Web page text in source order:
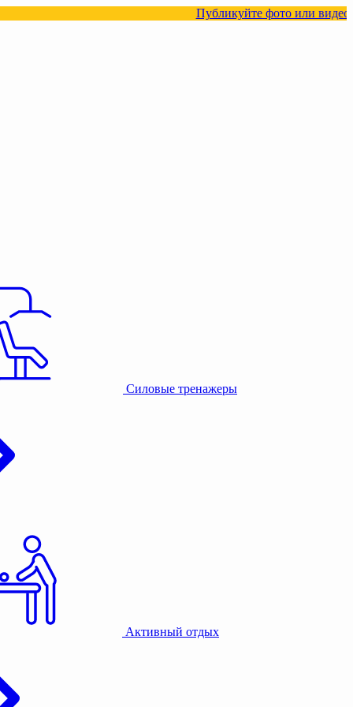
Публикуйте фото или видео с нашими
Силовые тренажеры
Активный отдых